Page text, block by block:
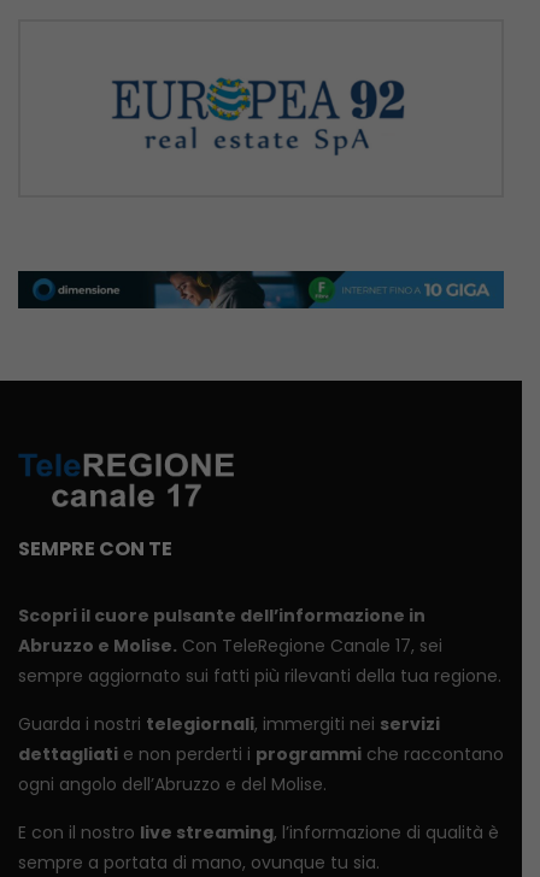
SEMPRE CON TE
Scopri il cuore pulsante dell’informazione in
Abruzzo e Molise. Con TeleRegione Canale 17, sei
sempre aggiornato sui fatti più rilevanti della tua regione.
Guarda i nostri telegiornali, immergiti nei servizi
dettagliati e non perderti i programmi che raccontano
ogni angolo dell’Abruzzo e del Molise.
E con il nostro live streaming, l’informazione di qualità è
sempre a portata di mano, ovunque tu sia.